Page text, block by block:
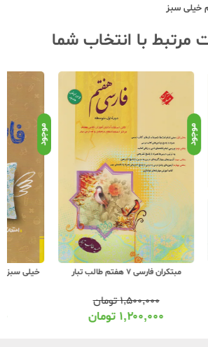
خیلی سبز
مرتبط با انتخاب شما
موجود
خیلی سبز شب امتحان فارسی 7 هفتم
۹۹,۰۰۰
۸۰,۰۰۰